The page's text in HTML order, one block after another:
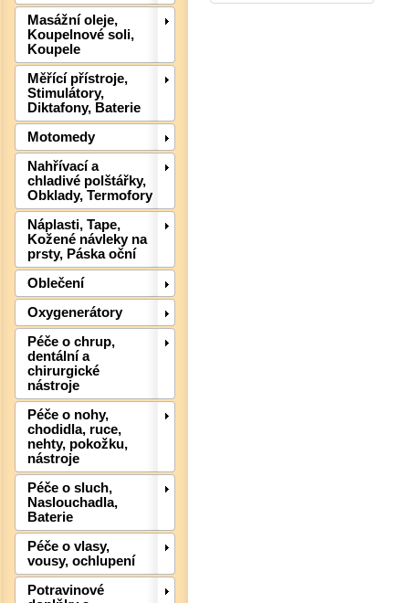
Masážní oleje,
Koupelnové soli,
Koupele
Měřící přístroje,
Stimulátory,
Diktafony, Baterie
Motomedy
Nahřívací a
chladivé polštářky,
Obklady, Termofory
Náplasti, Tape,
Kožené návleky na
prsty, Páska oční
Oblečení
Oxygenerátory
Péče o chrup,
dentální a
chirurgické
nástroje
Péče o nohy,
chodidla, ruce,
nehty, pokožku,
nástroje
Péče o sluch,
Naslouchadla,
Baterie
Péče o vlasy,
vousy, ochlupení
Potravinové